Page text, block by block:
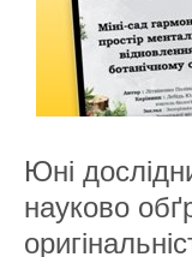
Юні
науково